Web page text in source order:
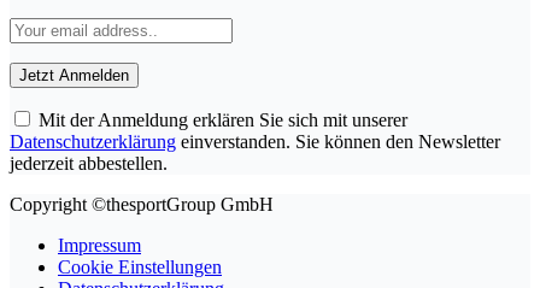
Mit der Anmeldung erklären Sie sich mit unserer
Datenschutzerklärung einverstanden. Sie können den Newsletter
jederzeit abbestellen.
Copyright ©thesportGroup GmbH
Impressum
Cookie Einstellungen